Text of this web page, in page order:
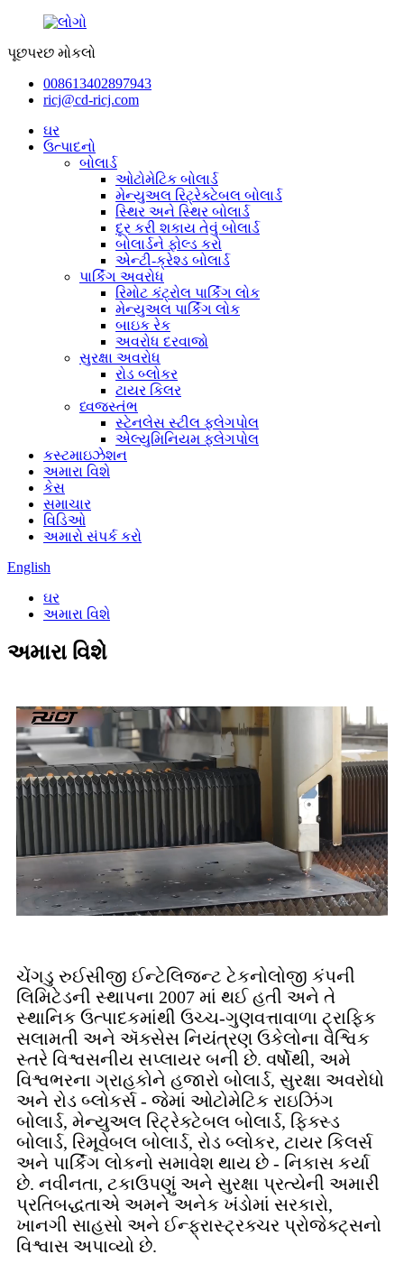
પૂછપરછ મોકલો
008613402897943
ricj@cd-ricj.com
ઘર
ઉત્પાદનો
બોલાર્ડ
ઓટોમેટિક બોલાર્ડ
મેન્યુઅલ રિટ્રેક્ટેબલ બોલાર્ડ
સ્થિર અને સ્થિર બોલાર્ડ
દૂર કરી શકાય તેવું બોલાર્ડ
બોલાર્ડને ફોલ્ડ કરો
એન્ટી-ક્રેશ્ડ બોલાર્ડ
પાર્કિંગ અવરોધ
રિમોટ કંટ્રોલ પાર્કિંગ લોક
મેન્યુઅલ પાર્કિંગ લોક
બાઇક રેક
અવરોધ દરવાજો
સુરક્ષા અવરોધ
રોડ બ્લોકર
ટાયર કિલર
ધ્વજસ્તંભ
સ્ટેનલેસ સ્ટીલ ફ્લેગપોલ
એલ્યુમિનિયમ ફ્લેગપોલ
કસ્ટમાઇઝેશન
અમારા વિશે
કેસ
સમાચાર
વિડિઓ
અમારો સંપર્ક કરો
English
ઘર
અમારા વિશે
અમારા વિશે
ચેંગડુ રુઈસીજી ઈન્ટેલિજન્ટ ટેકનોલોજી કંપની
લિમિટેડની સ્થાપના 2007 માં થઈ હતી અને તે
સ્થાનિક ઉત્પાદકમાંથી ઉચ્ચ-ગુણવત્તાવાળા ટ્રાફિક
સલામતી અને ઍક્સેસ નિયંત્રણ ઉકેલોના વૈશ્વિક
સ્તરે વિશ્વસનીય સપ્લાયર બની છે. વર્ષોથી, અમે
વિશ્વભરના ગ્રાહકોને હજારો બોલાર્ડ, સુરક્ષા અવરોધો
અને રોડ બ્લોકર્સ - જેમાં ઓટોમેટિક રાઇઝિંગ
બોલાર્ડ, મેન્યુઅલ રિટ્રેક્ટેબલ બોલાર્ડ, ફિક્સ્ડ
બોલાર્ડ, રિમૂવેબલ બોલાર્ડ, રોડ બ્લોકર, ટાયર કિલર્સ
અને પાર્કિંગ લોકનો સમાવેશ થાય છે - નિકાસ કર્યા
છે. નવીનતા, ટકાઉપણું અને સુરક્ષા પ્રત્યેની અમારી
પ્રતિબદ્ધતાએ અમને અનેક ખંડોમાં સરકારો,
ખાનગી સાહસો અને ઈન્ફ્રાસ્ટ્રક્ચર પ્રોજેક્ટ્સનો
વિશ્વાસ અપાવ્યો છે.